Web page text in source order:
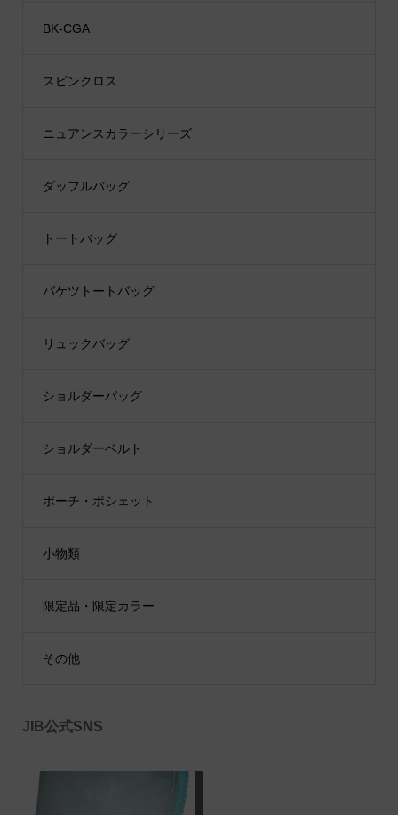
BK-CGA
スピンクロス
ニュアンスカラーシリーズ
ダッフルバッグ
トートバッグ
バケツトートバッグ
リュックバッグ
ショルダーバッグ
ショルダーベルト
ポーチ・ポシェット
小物類
限定品・限定カラー
その他
JIB公式SNS